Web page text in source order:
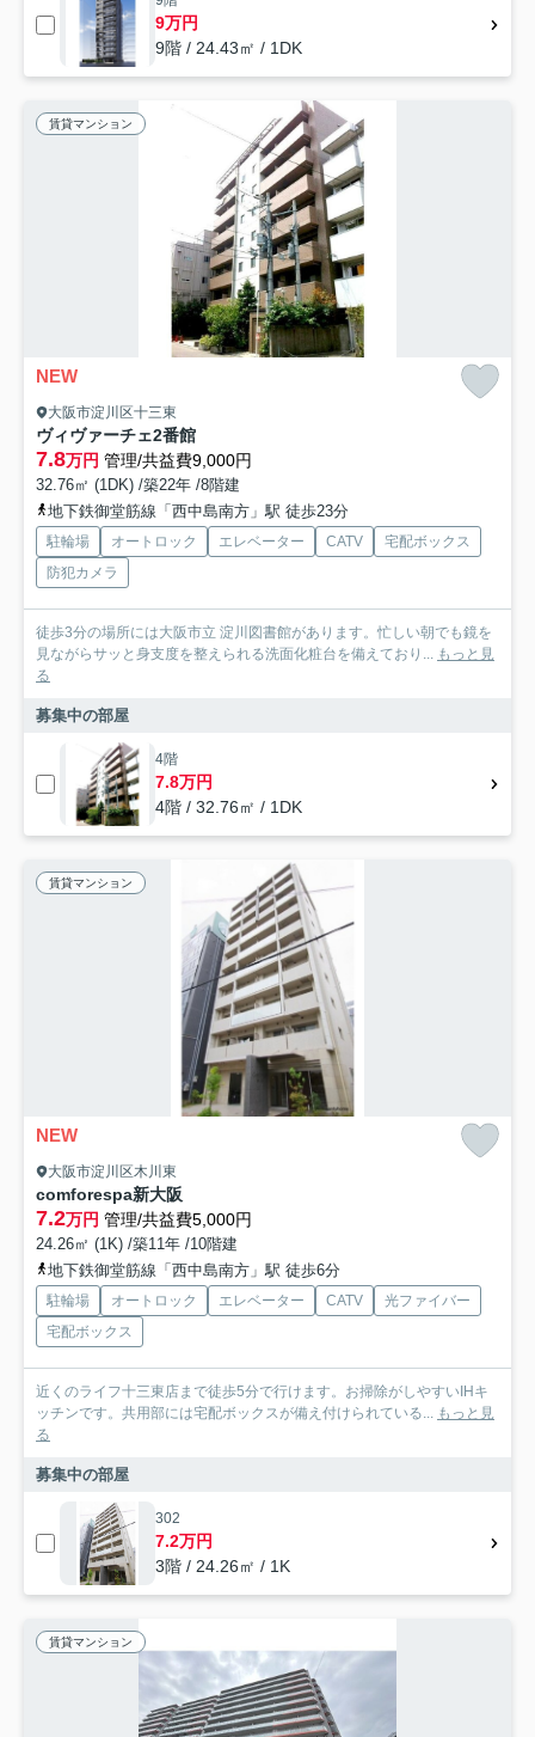
9万円
9階 / 24.43㎡ / 1DK
賃貸マンション
NEW
大阪市淀川区十三東
ヴィヴァーチェ2番館
7.8万円 管理/共益費9,000円
32.76㎡ (1DK) /築22年 /8階建
地下鉄御堂筋線「西中島南方」駅 徒歩23分
駐輪場 オートロック エレベーター CATV
宅配ボックス
防犯カメラ
徒歩3分の場所には大阪市立 淀川図書館があります。忙しい朝でも鏡を
見ながらサッと身支度を整えられる洗面化粧台を備えており... もっと見
る
募集中の部屋
4階
7.8万円
4階 / 32.76㎡ / 1DK
賃貸マンション
NEW
大阪市淀川区木川東
comforespa新大阪
7.2万円 管理/共益費5,000円
24.26㎡ (1K) /築11年 /10階建
地下鉄御堂筋線「西中島南方」駅 徒歩6分
駐輪場 オートロック エレベーター CATV
光ファイバー
宅配ボックス
近くのライフ十三東店まで徒歩5分で行けます。お掃除がしやすいIHキ
ッチンです。共用部には宅配ボックスが備え付けられている... もっと見
る
募集中の部屋
302
7.2万円
3階 / 24.26㎡ / 1K
賃貸マンション